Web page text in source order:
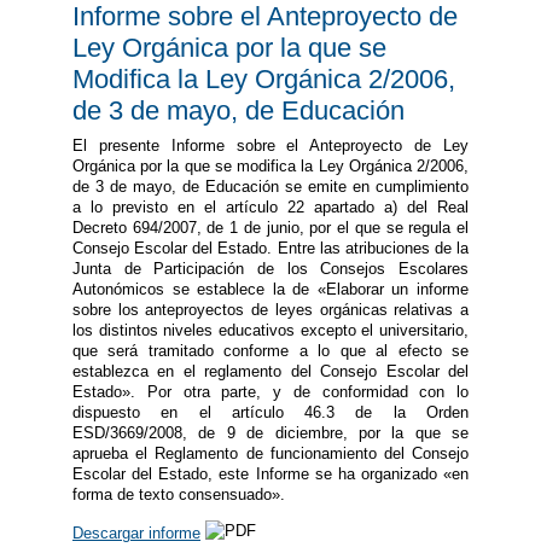
Informe sobre el Anteproyecto de
Ley Orgánica por la que se
Modifica la Ley Orgánica 2/2006,
de 3 de mayo, de Educación
El presente Informe sobre el Anteproyecto de Ley
Orgánica por la que se modifica la Ley Orgánica 2/2006,
de 3 de mayo, de Educación se emite en cumplimiento
a lo previsto en el artículo 22 apartado a) del Real
Decreto 694/2007, de 1 de junio, por el que se regula el
Consejo Escolar del Estado. Entre las atribuciones de la
Junta de Participación de los Consejos Escolares
Autonómicos se establece la de «Elaborar un informe
sobre los anteproyectos de leyes orgánicas relativas a
los distintos niveles educativos excepto el universitario,
que será tramitado conforme a lo que al efecto se
establezca en el reglamento del Consejo Escolar del
Estado». Por otra parte, y de conformidad con lo
dispuesto en el artículo 46.3 de la Orden
ESD/3669/2008, de 9 de diciembre, por la que se
aprueba el Reglamento de funcionamiento del Consejo
Escolar del Estado, este Informe se ha organizado «en
forma de texto consensuado».
Descargar informe